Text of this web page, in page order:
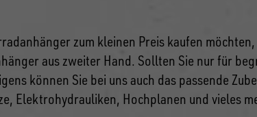
zum kleinen Preis kaufen
aus zweiter Hand. Sollten Sie nur für
können Sie bei uns auch das passende
Elektrohydrauliken, Hochplanen und vieles